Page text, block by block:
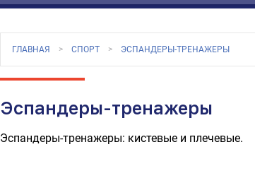
ГЛАВНАЯ СПОРТ ЭСПАНДЕРЫ-ТРЕНАЖЕРЫ
Эспандеры-тренажеры
Эспандеры-тренажеры: кистевые и плечевые.